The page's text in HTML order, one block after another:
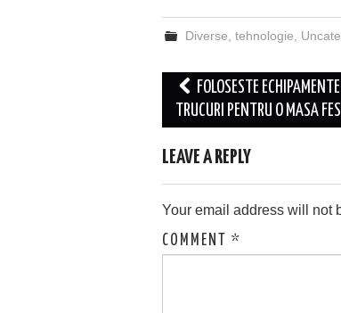
Diverse ,tehnologie
Post
navigation
FOLOSESTE
TRUCURI PENTRU O MASA
LEAVE A REPLY
Your email address will not
COMMENT *